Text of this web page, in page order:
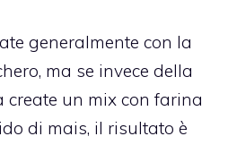
generalmente con la
ma se invece della
un mix con farina
di mais, il risultato è